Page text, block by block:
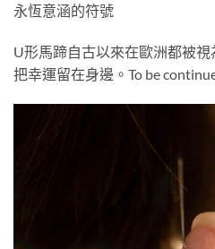
永恆意涵的符號
U形馬蹄自古以來在歐洲都被
把幸運留在身邊。To be